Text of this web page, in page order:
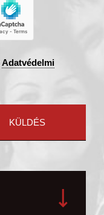
Adatvédelmi
KÜLDÉS